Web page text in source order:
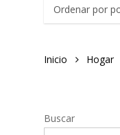
Inicio Hogar
Buscar